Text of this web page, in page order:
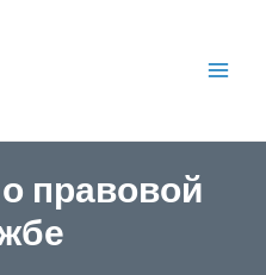
правовой